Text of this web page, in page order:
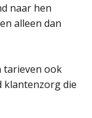
naar hen
alleen dan
tarieven ook
klantenzorg die